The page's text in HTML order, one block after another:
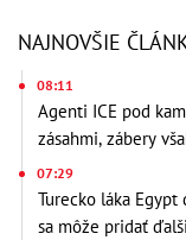
NAJNOVŠIE
08:11
Agenti ICE pod
zásahmi, zábery
07:29
Turecko láka
sa môže pridať